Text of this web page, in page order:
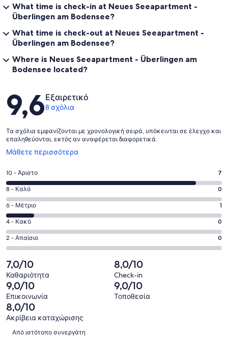
What time is check-in at Neues Seeapartment -
Überlingen am Bodensee?
What time is check-out at Neues Seeapartment -
Überlingen am Bodensee?
Where is Neues Seeapartment - Überlingen am
Bodensee located?
Σχόλια
9,6Εξαιρετικό
8 σχόλια
Τα σχόλια εμφανίζονται με χρονολογική σειρά, υπόκεινται σε έλεγχο και
επαληθεύονται, εκτός αν αναφέρεται διαφορετικά.
Μάθετε περισσότερα
Ανοίγει
νέο
παράθυρο
Βαθμολογία
10
-
Άριστο.
7
από
8
σχόλια
πελατών
10 - Άριστο 7
Βαθμολογία
8
-
Καλό.
0
από
σχόλια
πελατών
8 - Καλό 0
Βαθμολογία
6
-
Μέτριο.
1
από
8
σχόλια
πελατών
6 - Μέτριο 1
Βαθμολογία
4
-
0
από
8
σχόλια
πελατών
4 - Κακό 0
Βαθμολογία
2
-
Απαίσιο.
0
από
8
σχόλια
πελατών
2 - Απαίσιο 0
7,0/10
Καθαριότητα
8,0/10
Check-in
9,0/10
Επικοινωνία
9,0/10
Τοποθεσία
8,0/10
Ακρίβεια καταχώρισης
Σχόλια
Από ιστότοπο συνεργάτη